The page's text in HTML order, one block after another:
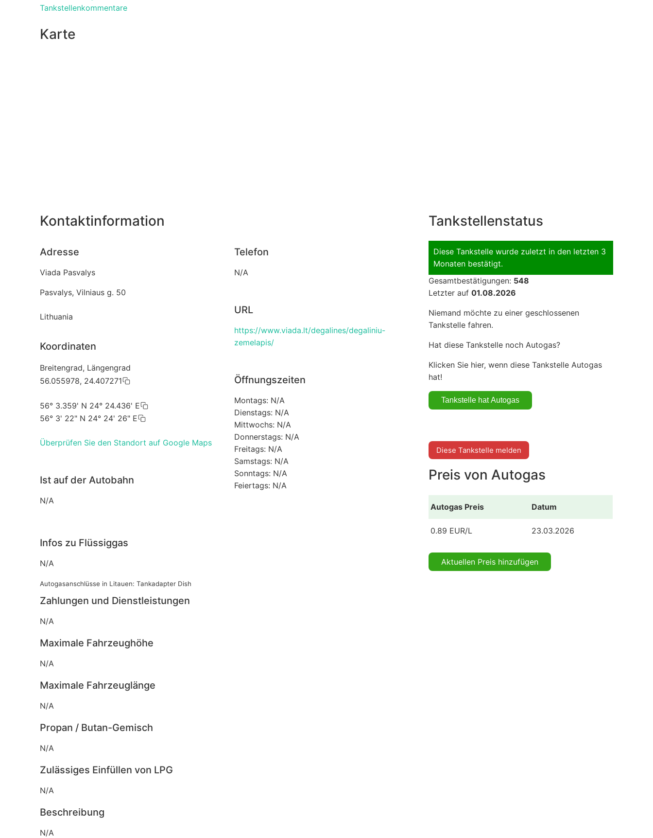
Tankstellenkommentare
Karte
Kontaktinformation
Adresse
Viada Pasvalys
Pasvalys, Vilniaus g. 50
Lithuania
Koordinaten
Breitengrad, Längengrad
56.055978, 24.407271
56° 3.359' N 24° 24.436' E
56° 3' 22" N 24° 24' 26" E
Überprüfen Sie den Standort auf Google Maps
Ist auf der Autobahn
N/A
Telefon
N/A
URL
https://www.viada.lt/degalines/degaliniu-
zemelapis/
Öffnungszeiten
Montags: N/A
Dienstags: N/A
Mittwochs: N/A
Donnerstags: N/A
Freitags: N/A
Samstags: N/A
Sonntags: N/A
Feiertags: N/A
Infos zu Flüssiggas
N/A
Autogasanschlüsse in Litauen: Tankadapter Dish
Zahlungen und Dienstleistungen
N/A
Maximale Fahrzeughöhe
N/A
Maximale Fahrzeuglänge
N/A
Propan / Butan-Gemisch
N/A
Zulässiges Einfüllen von LPG
N/A
Beschreibung
N/A
Tankstellenstatus
Diese Tankstelle wurde zuletzt in den letzten 3
Monaten bestätigt.
Gesamtbestätigungen: 548
Letzter auf 01.08.2026
Niemand möchte zu einer geschlossenen
Tankstelle fahren.
Hat diese Tankstelle noch Autogas?
Klicken Sie hier, wenn diese Tankstelle Autogas
hat!
Diese Tankstelle melden
Preis von Autogas
Autogas Preis Datum
0.89 EUR/L 23.03.2026
Aktuellen Preis hinzufügen